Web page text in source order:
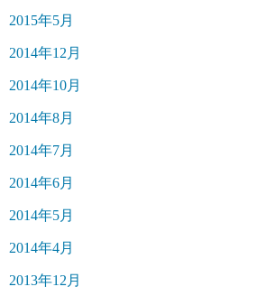
2015年5月
2014年12月
2014年10月
2014年8月
2014年7月
2014年6月
2014年5月
2014年4月
2013年12月